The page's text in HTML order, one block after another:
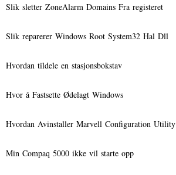
Slik sletter ZoneAlarm Domains Fra registeret
Slik reparerer Windows Root System32 Hal Dll
Hvordan tildele en stasjonsbokstav
Hvor å Fastsette Ødelagt Windows
Hvordan Avinstaller Marvell Configuration Utility
Min Compaq 5000 ikke vil starte opp